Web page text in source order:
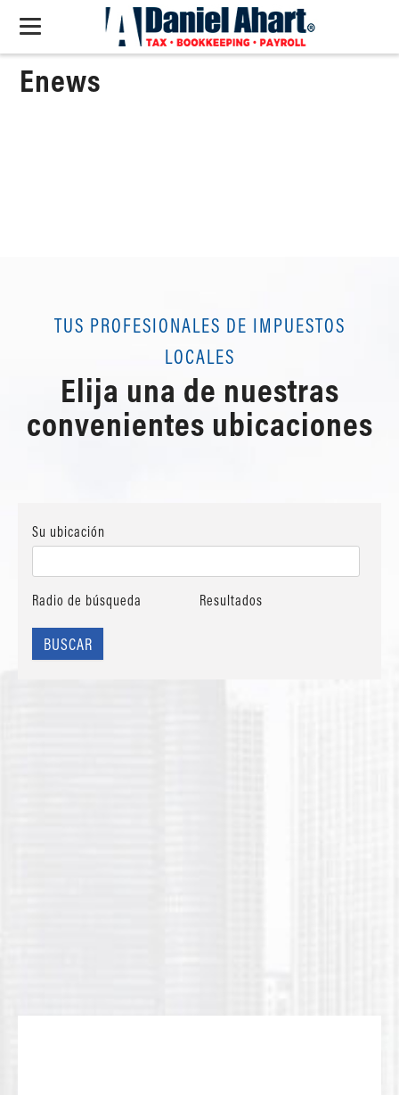
Enews
TUS PROFESIONALES DE IMPUESTOS
LOCALES
Elija una de nuestras
convenientes ubicaciones
Su ubicación
Radio de búsqueda Resultados